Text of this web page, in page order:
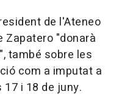
de l'Ateneo
Zapatero "donarà
també sobre les
com a imputat a
i 18 de juny.